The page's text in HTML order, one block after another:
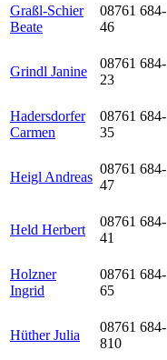
Graßl-Schier
Beate
08761 684-
46
Grindl Janine
08761 684-
23
Hadersdorfer
Carmen
08761 684-
35
Heigl Andreas
08761 684-
47
Held Herbert
08761 684-
41
Holzner
Ingrid
08761 684-
65
Hüther Julia
08761 684-
810